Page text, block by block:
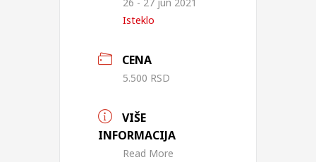
Isteklo
CENA
5.500 RSD
VIŠE
INFORMACIJA
Read More